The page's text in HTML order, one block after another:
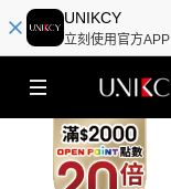
UNIKCY
立刻使用官方APP